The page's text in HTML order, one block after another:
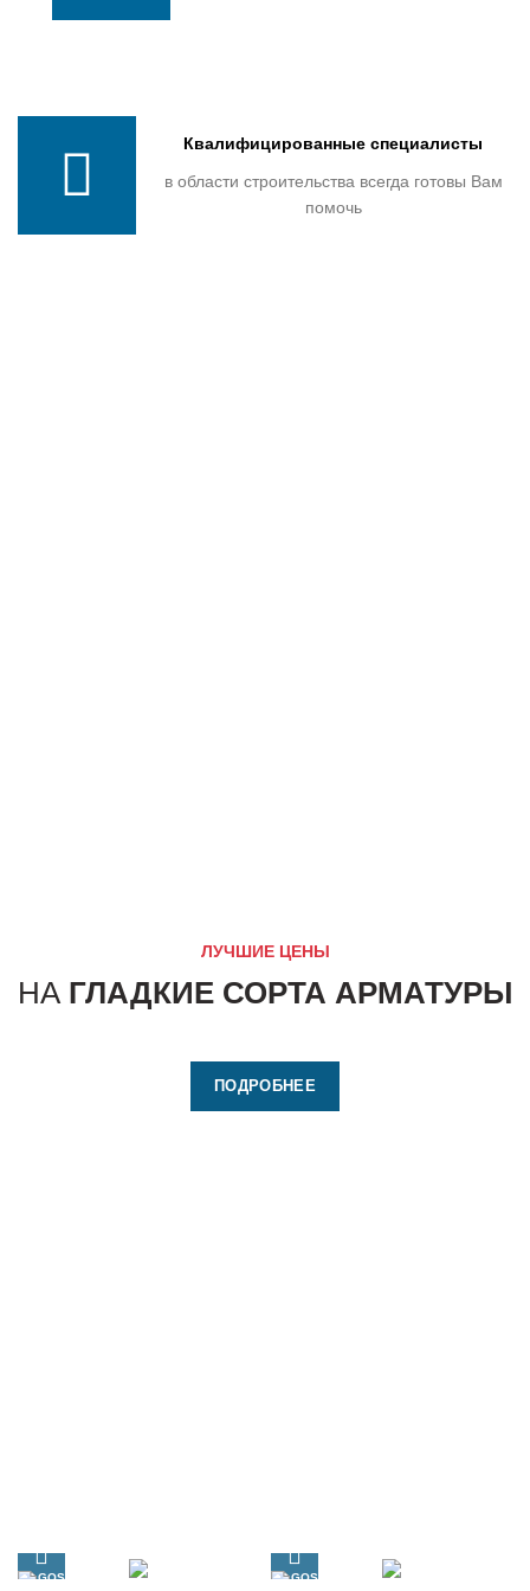
Квалифицированные специалисты
в области строительства всегда готовы Вам
помочь
ЛУЧШИЕ ЦЕНЫ
НА ГЛАДКИЕ СОРТА АРМАТУРЫ
ПОДРОБНЕЕ